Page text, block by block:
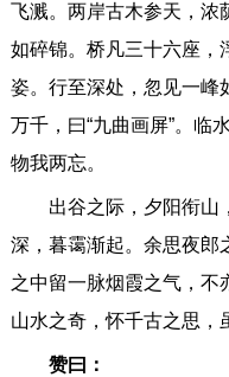
飞溅。两岸古木参天，浓
如碎锦。桥凡三十六座，
姿。行至深处，忽见一峰
万千，曰“九曲画屏”。临
物我两忘。
出谷之际，夕阳衔山
深，暮霭渐起。余思夜郎
之中留一脉烟霞之气，不
山水之奇，怀千古之思，
赞曰：